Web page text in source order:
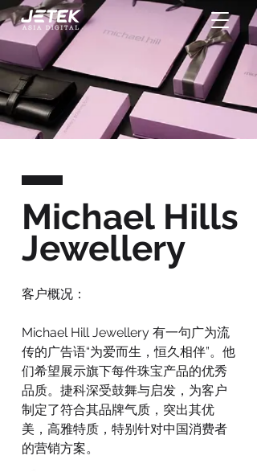
Michael Hills
Jewellery
客户概况：
Michael Hill Jewellery 有一句广为流
传的广告语“为爱而生，恒久相伴”。他
们希望展示旗下每件珠宝产品的优秀
品质。捷科深受鼓舞与启发，为客户
制定了符合其品牌气质，突出其优
美，高雅特质，特别针对中国消费者
的营销方案。